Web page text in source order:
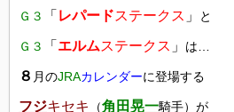
Ｇ３ 「 レパードステークス 」 と
Ｇ３ 「 エルムステークス 」 は…
８ 月のJRAカレンダーに登場する
フジキセキ （角田晃一騎手）が